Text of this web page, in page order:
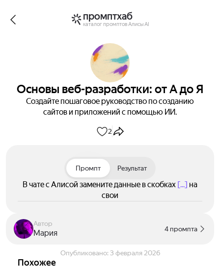
промптхаб
каталог промптов Алисы AI
Основы веб-разработки: от А до Я
Создайте пошаговое руководство по созданию
сайтов и приложений с помощью ИИ.
2
Промпт Результат
В чате с Алисой замените данные в скобках [...] на
свои
Автор
Мария 4 промпта
Опубликовано: 3 февраля 2026
Похожее